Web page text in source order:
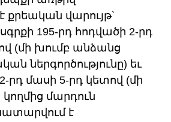
քրեական վարույթ՝
195-րդ հոդվածի 2-րդ
(մի խումբ անձանց
ներգործությունը) եւ
րդ մասի 5-րդ կետով (մի
մարդուն
է